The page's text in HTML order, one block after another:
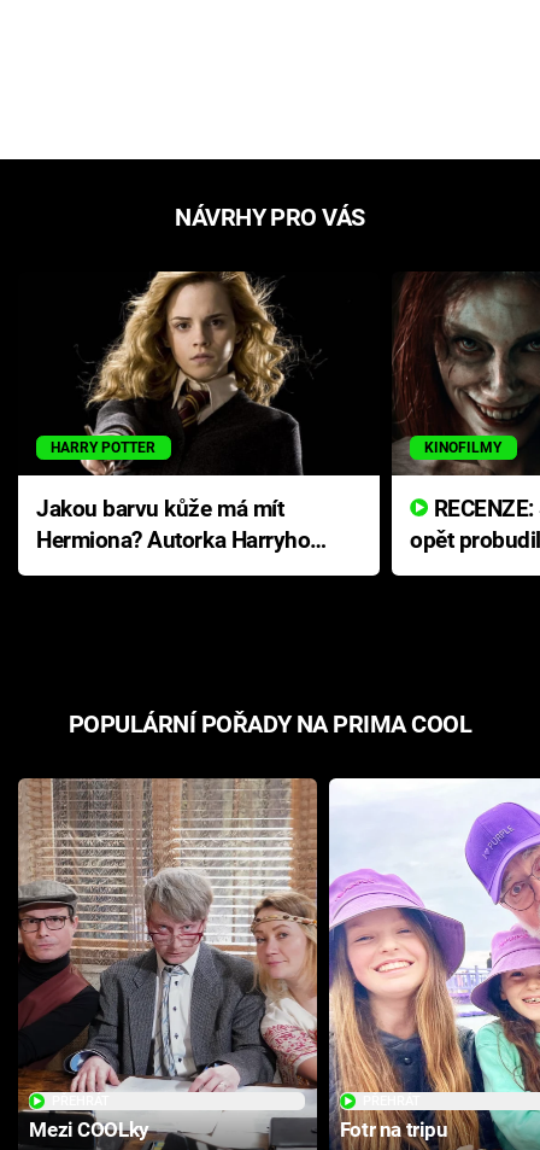
NÁVRHY PRO VÁS
HARRY POTTER
Jakou barvu kůže má mít
Hermiona? Autorka Harryho
Pottera přišla s ráznou
KINOFILMY
opět
přichází s
POPULÁRNÍ POŘADY NA PRIMA COOL
Mezi COOLky Fotr na tripu